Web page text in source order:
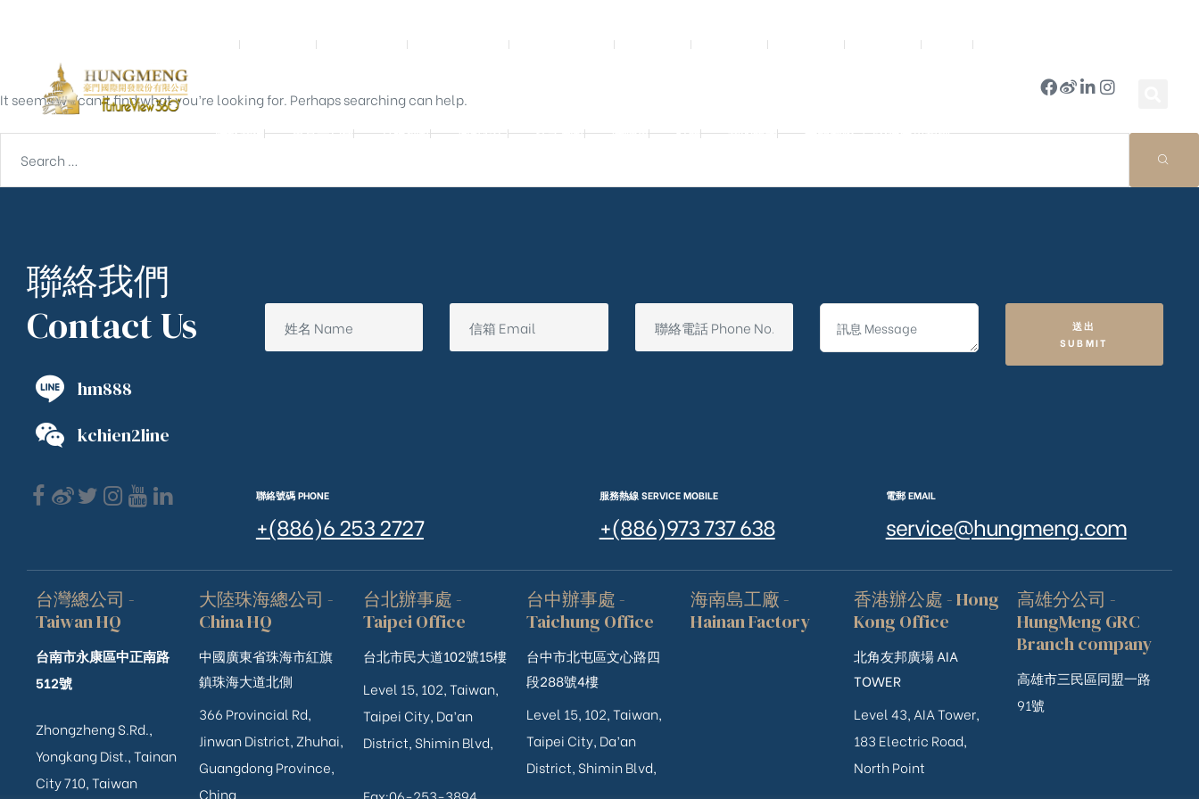
首頁 關於我們 影音實體投影 3D數位設計院 規劃設計 工程實績 新聞中心 公司簡報 商店
聯絡我們 東京一戶建 宮廷別墅 興墅12戶 法式御墅 購物車 結帳 我的帳號 豪門國際 ｜ 50週年里程碑
Nothing Found
It seems we can’t find what you’re looking for. Perhaps searching can help.
聯絡我們
Contact Us
hm888
kchien2line
送出
SUBMIT
聯絡號碼 PHONE
+(886)6 253 2727
服務熱線 SERVICE MOBILE
+(886)973 737 638
電郵 EMAIL
service@hungmeng.com
台灣總公司 -
Taiwan HQ
台南市永康區中正南路
512號
Zhongzheng S.Rd.,
Yongkang Dist., Tainan
City 710, Taiwan
大陸珠海總公司 -
China HQ
中國廣東省珠海市紅旗
鎮珠海大道北側
366 Provincial Rd,
Jinwan District, Zhuhai,
Guangdong Province,
China
台北辦事處 -
Taipei Office
台北市民大道102號15樓
Level 15, 102, Taiwan,
Taipei City, Da’an
District, Shimin Blvd,
台中辦事處 -
Taichung Office
台中市北屯區文心路四
段288號4樓
Level 15, 102, Taiwan,
Taipei City, Da’an
District, Shimin Blvd,
海南島工廠 -
Hainan Factory
香港辦公處 - Hong
Kong Office
北角友邦廣場 AIA
TOWER
Level 43, AIA Tower,
183 Electric Road,
North Point
高雄分公司 -
HungMeng GRC
Branch company
高雄市三民區同盟一路
91號
含日本